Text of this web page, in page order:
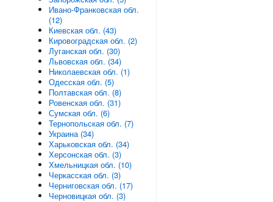
Ивано-Франковская обл.
(12)
Киевская обл. (43)
Кировоградская обл. (2)
Луганская обл. (30)
Львовская обл. (34)
Николаевская обл. (1)
Одесская обл. (5)
Полтавская обл. (8)
Ровенская обл. (31)
Сумская обл. (6)
Тернопольская обл. (7)
Украина (34)
Харьковская обл. (34)
Херсонская обл. (3)
Хмельницкая обл. (10)
Черкасская обл. (3)
Черниговская обл. (17)
Черновицкая обл. (3)